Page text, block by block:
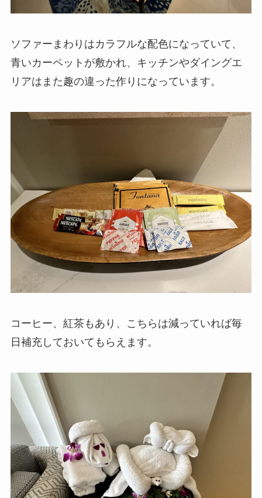
ソファーまわりはカラフルな配色になっていて、
青いカーペットが敷かれ、キッチンやダイングエ
リアはまた趣の違った作りになっています。
コーヒー、紅茶もあり、こちらは減っていれば毎
日補充しておいてもらえます。